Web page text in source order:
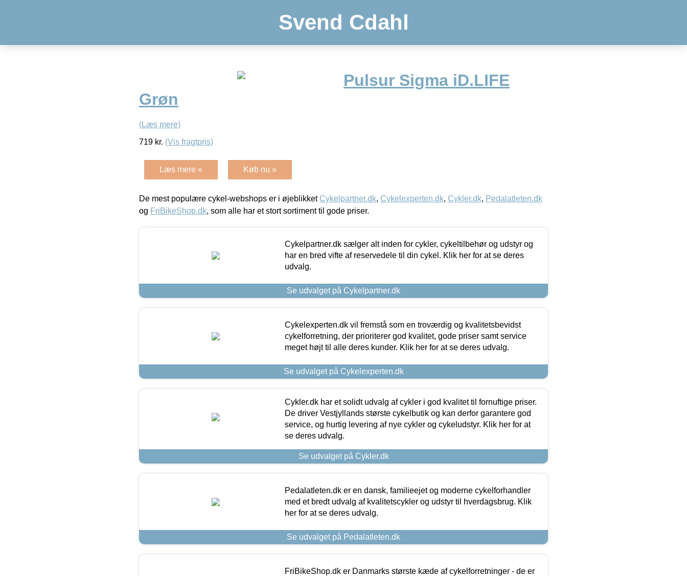
Svend Cdahl
Pulsur Sigma iD.LIFE
Grøn
(Læs mere)
719 kr. (Vis fragtpris)
Læs mere » Køb nu »
De mest populære cykel-webshops er i øjeblikket Cykelpartner.dk, Cykelexperten.dk, Cykler.dk, Pedalatleten.dk
og FriBikeShop.dk, som alle har et stort sortiment til gode priser.
Cykelpartner.dk sælger alt inden for cykler, cykeltilbehør og udstyr og
har en bred vifte af reservedele til din cykel. Klik her for at se deres
udvalg.
Se udvalget på Cykelpartner.dk
Cykelexperten.dk vil fremstå som en troværdig og kvalitetsbevidst
cykelforretning, der prioriterer god kvalitet, gode priser samt service
meget højt til alle deres kunder. Klik her for at se deres udvalg.
Se udvalget på Cykelexperten.dk
Cykler.dk har et solidt udvalg af cykler i god kvalitet til fornuftige priser.
De driver Vestjyllands største cykelbutik og kan derfor garantere god
service, og hurtig levering af nye cykler og cykeludstyr. Klik her for at
se deres udvalg.
Se udvalget på Cykler.dk
Pedalatleten.dk er en dansk, familieejet og moderne cykelforhandler
med et bredt udvalg af kvalitetscykler og udstyr til hverdagsbrug. Klik
her for at se deres udvalg.
Se udvalget på Pedalatleten.dk
FriBikeShop.dk er Danmarks største kæde af cykelforretninger - de er